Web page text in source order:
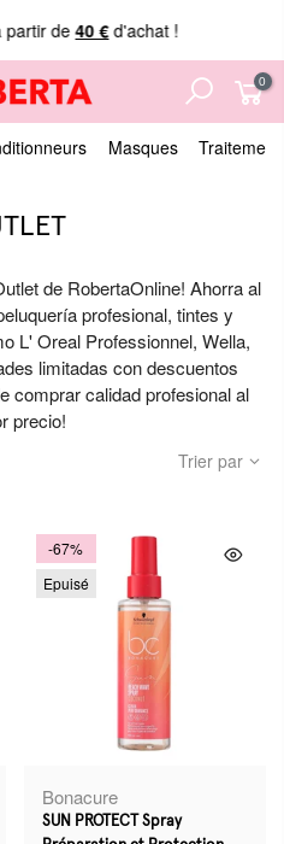
à la livraison !
0
Masques
de RobertaOnline! Ahorra al
profesional, tintes y
L' Oreal Professionnel, Wella,
limitadas con descuentos
comprar calidad profesional al
precio!
Trier par
-67%
Epuisé
Bonacure
SUN PROTECT Spray